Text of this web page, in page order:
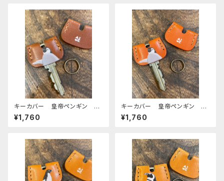
キーカバー 皇帝ペンギン ヒ
ナ エンペラー ヒナペン ペ
ンギン Brown ブラウン 栃
¥1,760
キーカバー 皇帝ペンギン ヒ
ナ エンペラー ヒナペン ペ
ンギン RedBrown レッドブ
¥1,760